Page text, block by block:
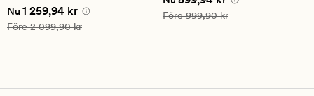
Nuvarande pris 1 259,94 kr
Nu 1 259,94 kr
Ordinarie pris 2 099,90 kr
Före2 099,90 kr
på
5
Ordinarie pris 999,90 kr
Före999,90 kr